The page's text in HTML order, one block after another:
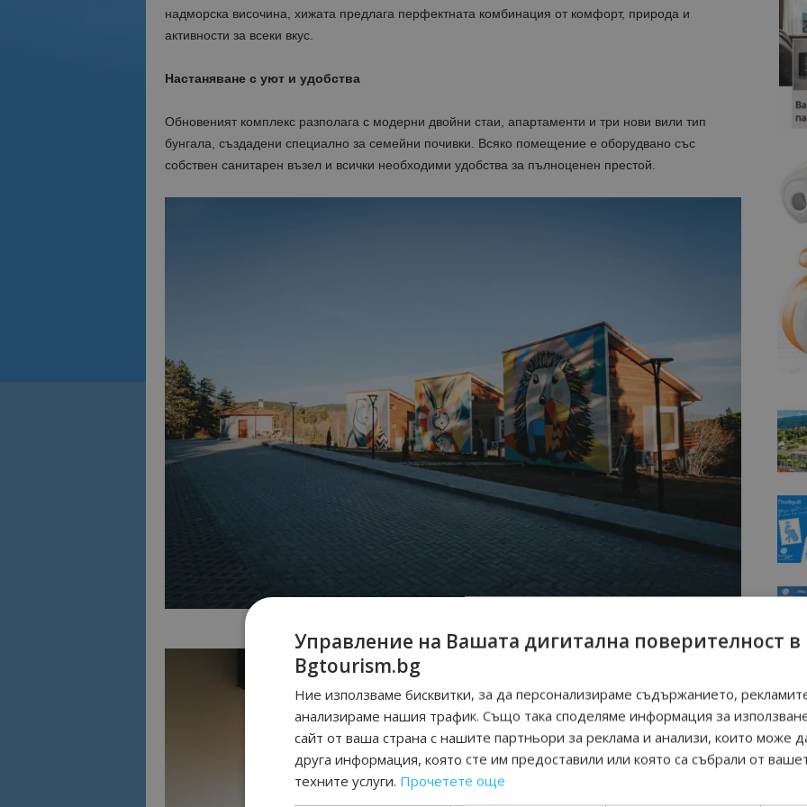
надморска височина, хижата предлага перфектната комбинация от комфорт, природа и
активности за всеки вкус.
Настаняване с уют и удобства
Обновеният комплекс разполага с модерни двойни стаи, апартаменти и три нови вили тип
бунгала, създадени специално за семейни почивки. Всяко помещение е оборудвано със
собствен санитарен възел и всички необходими удобства за пълноценен престой.
Управление на Вашата дигитална поверителност в
Bgtourism.bg
Ние използваме бисквитки, за да персонализираме съдържанието,
анализираме нашия трафик. Също така споделяме информация за
сайт от ваша страна с нашите партньори за реклама и анализи, които може
друга информация, която сте им предоставили или която са събрали от
техните услуги. Прочетете още